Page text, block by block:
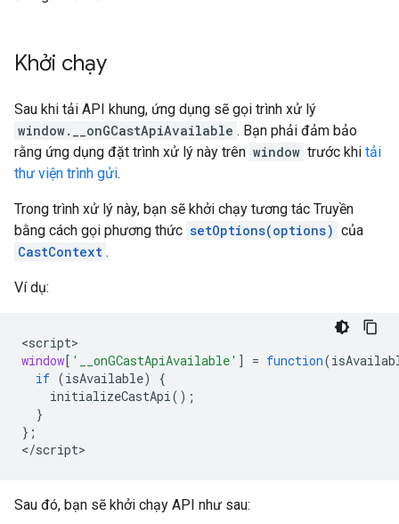
Khởi chạy
Sau khi tải API khung, ứng dụng sẽ gọi trình xử lý
window.__onGCastApiAvailable . Bạn phải đảm bảo
rằng ứng dụng đặt trình xử lý này trên window trước khi tải
thư viện trình gửi.
Trong trình xử lý này, bạn sẽ khởi chạy tương tác Truyền
bằng cách gọi phương thức setOptions(options) của
CastContext .
Ví dụ:
<script
window[ '__onGCastApiAvailable' ] = function(
if (isAvailable)
{
initializeCastApi();
}
};
</script
Sau đó, bạn sẽ khởi chạy API như sau: